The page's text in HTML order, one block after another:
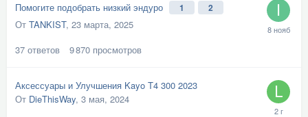
Помогите подобрать низкий эндуро 1 2
От TANKIST, 23 марта, 2025
37 ответов 9 870 просмотров
Аксессуары и Улучшения Kayo T4 300 2023
От DieThisWay, 3 мая, 2024